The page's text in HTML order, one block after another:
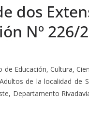
dos
Nº 226/
Educación, Cultura,
de la localidad de
Departamento